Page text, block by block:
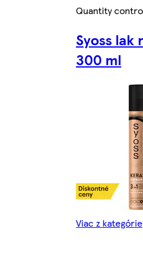
Quantity
Syoss lak
300 ml
Viac z kategórie